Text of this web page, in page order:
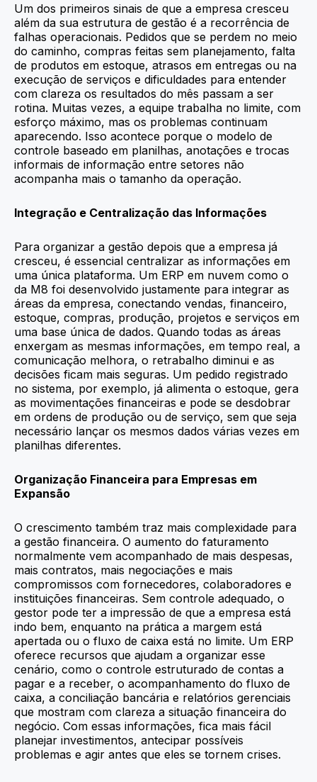
Um dos primeiros sinais de que a empresa cresceu
além da sua estrutura de gestão é a recorrência de
falhas operacionais. Pedidos que se perdem no meio
do caminho, compras feitas sem planejamento, falta
de produtos em estoque, atrasos em entregas ou na
execução de serviços e dificuldades para entender
com clareza os resultados do mês passam a ser
rotina. Muitas vezes, a equipe trabalha no limite, com
esforço máximo, mas os problemas continuam
aparecendo. Isso acontece porque o modelo de
controle baseado em planilhas, anotações e trocas
informais de informação entre setores não
acompanha mais o tamanho da operação.
Integração e Centralização das Informações
Para organizar a gestão depois que a empresa já
cresceu, é essencial centralizar as informações em
uma única plataforma. Um ERP em nuvem como o
da M8 foi desenvolvido justamente para integrar as
áreas da empresa, conectando vendas, financeiro,
estoque, compras, produção, projetos e serviços em
uma base única de dados. Quando todas as áreas
enxergam as mesmas informações, em tempo real, a
comunicação melhora, o retrabalho diminui e as
decisões ficam mais seguras. Um pedido registrado
no sistema, por exemplo, já alimenta o estoque, gera
as movimentações financeiras e pode se desdobrar
em ordens de produção ou de serviço, sem que seja
necessário lançar os mesmos dados várias vezes em
planilhas diferentes.
Organização Financeira para Empresas em
Expansão
O crescimento também traz mais complexidade para
a gestão financeira. O aumento do faturamento
normalmente vem acompanhado de mais despesas,
mais contratos, mais negociações e mais
compromissos com fornecedores, colaboradores e
instituições financeiras. Sem controle adequado, o
gestor pode ter a impressão de que a empresa está
indo bem, enquanto na prática a margem está
apertada ou o fluxo de caixa está no limite. Um ERP
oferece recursos que ajudam a organizar esse
cenário, como o controle estruturado de contas a
pagar e a receber, o acompanhamento do fluxo de
caixa, a conciliação bancária e relatórios gerenciais
que mostram com clareza a situação financeira do
negócio. Com essas informações, fica mais fácil
planejar investimentos, antecipar possíveis
problemas e agir antes que eles se tornem crises.